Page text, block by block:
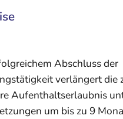
Abschluss der
verlängert die
Aufenthaltserlaubnis
um bis zu 9